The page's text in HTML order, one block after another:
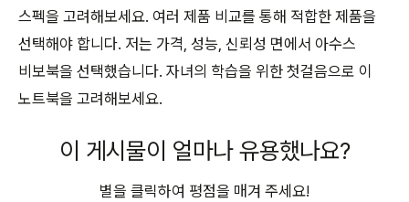
스펙을 고려해보세요. 여러 제품 비교를 통해 적합한 제품을
선택해야 합니다. 저는 가격, 성능, 신뢰성 면에서 아수스
비보북을 선택했습니다. 자녀의 학습을 위한 첫걸음으로 이
노트북을 고려해보세요.
이 게시물이 얼마나 유용했나요?
별을 클릭하여 평점을 매겨 주세요!